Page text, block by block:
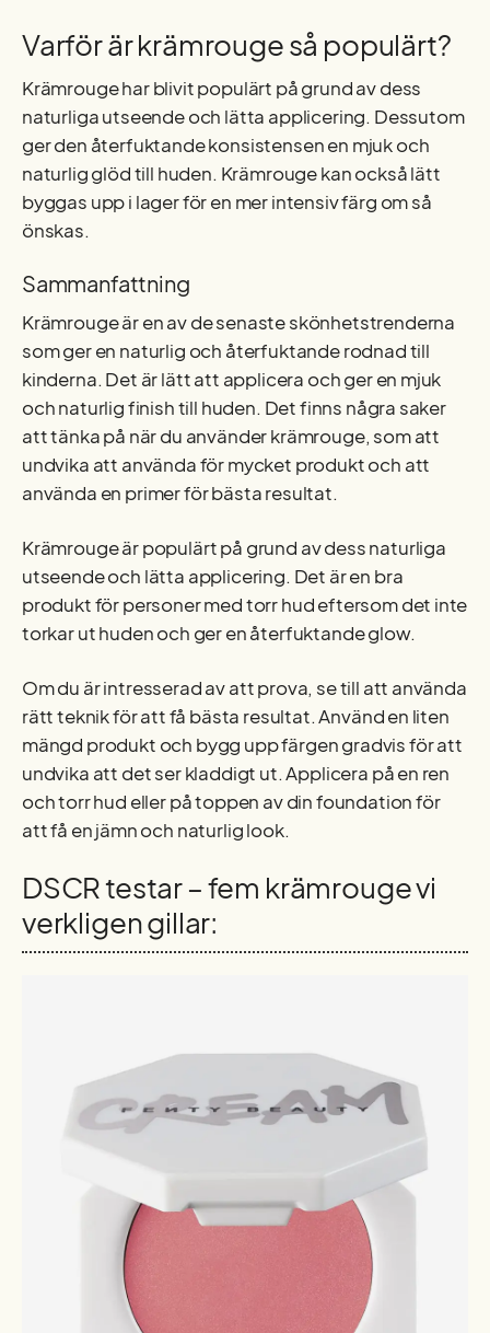
Varför är krämrouge så populärt?
Krämrouge har blivit populärt på grund av dess
naturliga utseende och lätta applicering. Dessutom
ger den återfuktande konsistensen en mjuk och
naturlig glöd till huden. Krämrouge kan också lätt
byggas upp i lager för en mer intensiv färg om så
önskas.
Sammanfattning
Krämrouge är en av de senaste skönhetstrenderna
som ger en naturlig och återfuktande rodnad till
kinderna. Det är lätt att applicera och ger en mjuk
och naturlig finish till huden. Det finns några saker
att tänka på när du använder krämrouge, som att
undvika att använda för mycket produkt och att
använda en primer för bästa resultat.
Krämrouge är populärt på grund av dess naturliga
utseende och lätta applicering. Det är en bra
produkt för personer med torr hud eftersom det inte
torkar ut huden och ger en återfuktande glow.
Om du är intresserad av att prova, se till att använda
rätt teknik för att få bästa resultat. Använd en liten
mängd produkt och bygg upp färgen gradvis för att
undvika att det ser kladdigt ut. Applicera på en ren
och torr hud eller på toppen av din foundation för
att få en jämn och naturlig look.
DSCR testar – fem krämrouge vi
verkligen gillar: